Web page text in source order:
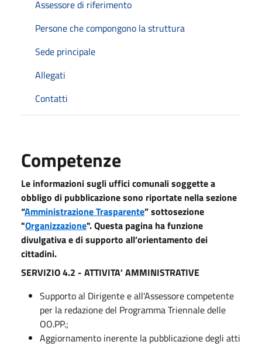
Assessore di riferimento
Persone che compongono la struttura
Sede principale
Allegati
Contatti
Competenze
Le informazioni sugli uffici comunali soggette a
obbligo di pubblicazione sono riportate nella sezione
“Amministrazione Trasparente” sottosezione
"Organizzazione". Questa pagina ha funzione
divulgativa e di supporto all’orientamento dei
cittadini.
SERVIZIO 4.2 - ATTIVITA' AMMINISTRATIVE
Supporto al Dirigente e all'Assessore competente
per la redazione del Programma Triennale delle
OO.PP.;
Aggiornamento inerente la pubblicazione degli atti